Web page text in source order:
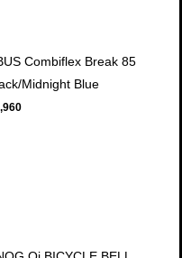
Combiflex Break 85
Midnight Blue